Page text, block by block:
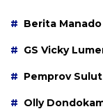
Berita Manado
GS Vicky
Pemprov Sulut
Olly